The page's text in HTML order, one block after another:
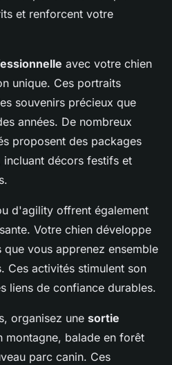
et renforcent votre
avec votre chien
unique. Ces portraits
souvenirs précieux que
années. De nombreux
proposent des packages
décors festifs et
d'agility offrent également
Votre chien développe
que vous apprenez ensemble
Ces activités stimulent son
liens de confiance durables.
organisez une sortie
montagne, balade en forêt
parc canin. Ces